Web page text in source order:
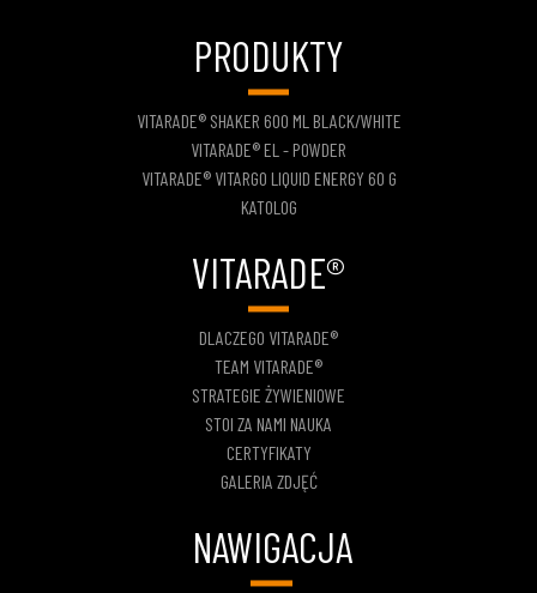
PRODUKTY
VITARADE® SHAKER 600 ML BLACK/WHITE
VITARADE® EL - POWDER
VITARADE® VITARGO LIQUID ENERGY 60 G
KATOLOG
VITARADE®
DLACZEGO VITARADE®
TEAM VITARADE®
STRATEGIE ŻYWIENIOWE
STOI ZA NAMI NAUKA
CERTYFIKATY
GALERIA ZDJĘĆ
NAWIGACJA